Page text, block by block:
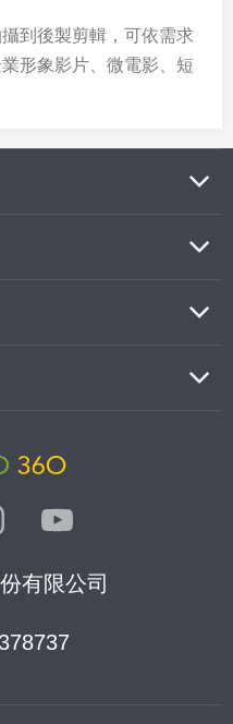
到後製剪輯，可依需求
形象影片、微電影、短
有限公司